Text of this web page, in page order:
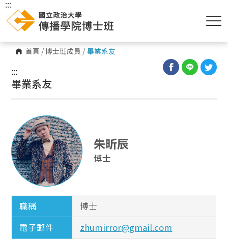
首頁 /博士班成員 / 畢業系友
:::
:::
畢業系友
朱昕辰
博士
職稱
博士
電子郵件
zhumirror@gmail.com